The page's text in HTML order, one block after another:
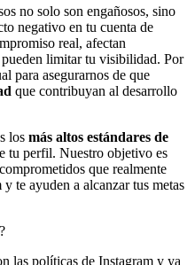
no solo son engañosos, sino
negativo en tu cuenta de
real, afectan
limitar tu visibilidad. Por
para asegurarnos de que
que contribuyan al desarrollo
los más altos estándares de
tu perfil. Nuestro objetivo es
que realmente
te ayuden a alcanzar tus metas
las políticas de Instagram y ya